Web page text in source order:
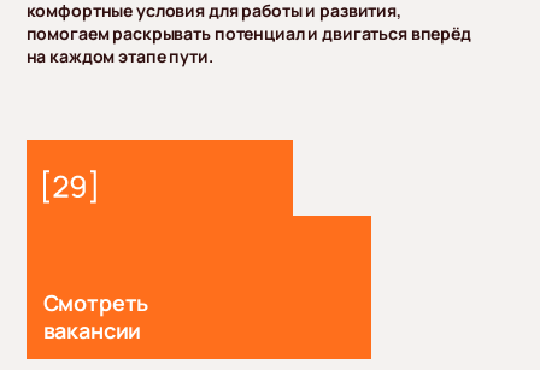
комфортные условия для работы и развития,
помогаем раскрывать потенциал и двигаться вперёд
на каждом этапе пути.
Смотреть
вакансии